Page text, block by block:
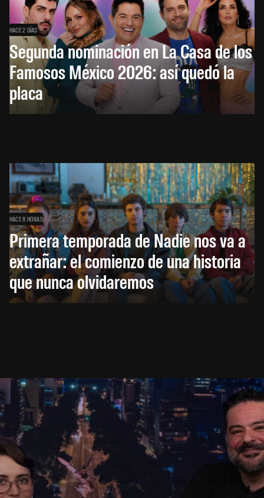
HACE 2 DÍAS
Segunda nominación en La Casa de los
Famosos México 2026: así quedó la
placa
HACE 8 HORAS
Primera temporada de Nadie nos va a
extrañar: el comienzo de una historia
que nunca olvidaremos